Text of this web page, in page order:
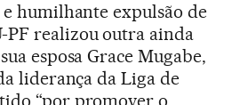
humilhante expulsão de
PF realizou outra ainda
esposa Grace Mugabe,
liderança da Liga de